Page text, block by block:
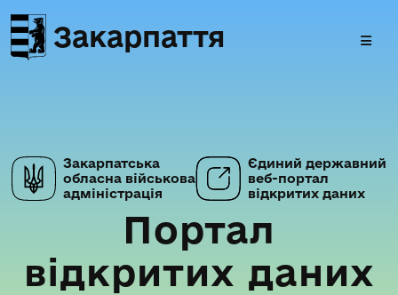
Закарпаття
Закарпатська
обласна військова
адміністрація
Єдиний державний
веб-портал
відкритих даних
Портал
відкритих даних